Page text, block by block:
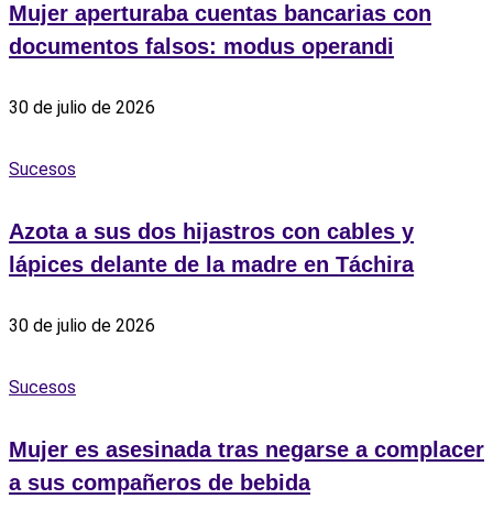
Mujer aperturaba cuentas bancarias con
documentos falsos: modus operandi
30 de julio de 2026
Sucesos
Azota a sus dos hijastros con cables y
lápices delante de la madre en Táchira
30 de julio de 2026
Sucesos
Mujer es asesinada tras negarse a complacer
a sus compañeros de bebida